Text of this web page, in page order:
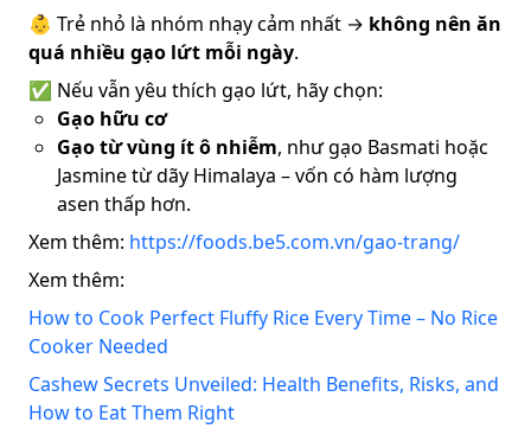
👶 Trẻ nhỏ là nhóm nhạy cảm nhất → không nên ăn
quá nhiều gạo lứt mỗi ngày.
✅ Nếu vẫn yêu thích gạo lứt, hãy chọn:
Gạo hữu cơ
Gạo từ vùng ít ô nhiễm, như gạo Basmati hoặc
Jasmine từ dãy Himalaya – vốn có hàm lượng
asen thấp hơn.
Xem thêm: https://foods.be5.com.vn/gao-trang/
Xem thêm:
How to Cook Perfect Fluffy Rice Every Time – No Rice
Cooker Needed
Cashew Secrets Unveiled: Health Benefits, Risks, and
How to Eat Them Right